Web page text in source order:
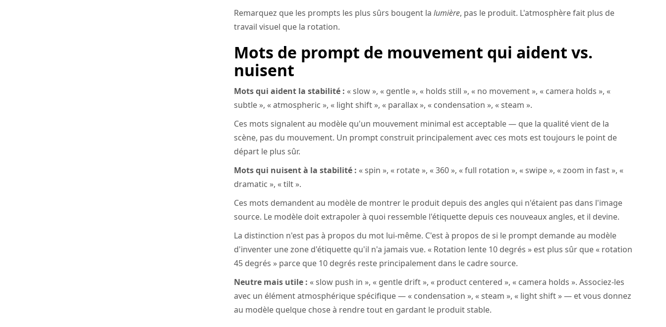
Remarquez que les prompts les plus sûrs bougent la lumière, pas le produit. L'atmosphère fait plus de
travail visuel que la rotation.
Mots de prompt de mouvement qui aident vs.
nuisent
Mots qui aident la stabilité : « slow », « gentle », « holds still », « no movement », « camera holds », «
subtle », « atmospheric », « light shift », « parallax », « condensation », « steam ».
Ces mots signalent au modèle qu'un mouvement minimal est acceptable — que la qualité vient de la
scène, pas du mouvement. Un prompt construit principalement avec ces mots est toujours le point de
départ le plus sûr.
Mots qui nuisent à la stabilité : « spin », « rotate », « 360 », « full rotation », « swipe », « zoom in fast », «
dramatic », « tilt ».
Ces mots demandent au modèle de montrer le produit depuis des angles qui n'étaient pas dans l'image
source. Le modèle doit extrapoler à quoi ressemble l'étiquette depuis ces nouveaux angles, et il devine.
La distinction n'est pas à propos du mot lui-même. C'est à propos de si le prompt demande au modèle
d'inventer une zone d'étiquette qu'il n'a jamais vue. « Rotation lente 10 degrés » est plus sûr que « rotation
45 degrés » parce que 10 degrés reste principalement dans le cadre source.
Neutre mais utile : « slow push in », « gentle drift », « product centered », « camera holds ». Associez-les
avec un élément atmosphérique spécifique — « condensation », « steam », « light shift » — et vous donnez
au modèle quelque chose à rendre tout en gardant le produit stable.